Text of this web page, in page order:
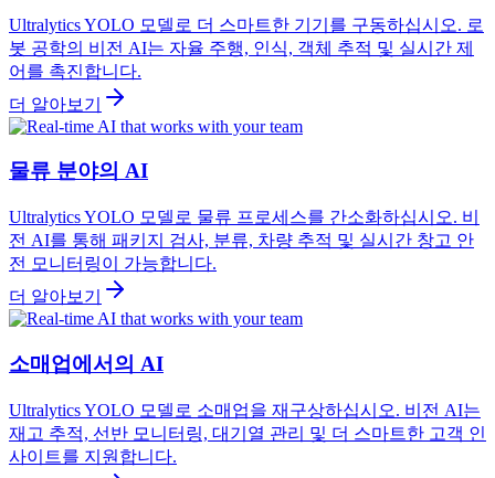
Ultralytics YOLO 모델로 더 스마트한 기기를 구동하십시오. 로
봇 공학의 비전 AI는 자율 주행, 인식, 객체 추적 및 실시간 제
어를 촉진합니다.
더 알아보기
물류 분야의 AI
Ultralytics YOLO 모델로 물류 프로세스를 간소화하십시오. 비
전 AI를 통해 패키지 검사, 분류, 차량 추적 및 실시간 창고 안
전 모니터링이 가능합니다.
더 알아보기
소매업에서의 AI
Ultralytics YOLO 모델로 소매업을 재구상하십시오. 비전 AI는
재고 추적, 선반 모니터링, 대기열 관리 및 더 스마트한 고객 인
사이트를 지원합니다.